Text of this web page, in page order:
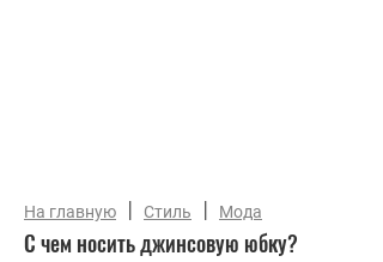
На главную | Стиль | Мода
С чем носить джинсовую юбку?